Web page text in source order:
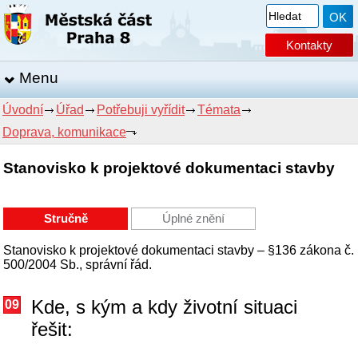
Kontakty
Menu
Úvodní Úřad Potřebuji vyřídit
Témata
Doprava, komunikace
Stanovisko k projektové dokumentaci stavby
Stručně Úplné znění
Stanovisko k projektové dokumentaci stavby – §136 zákona č.
500/2004 Sb., správní řád.
09
Kde, s kým a kdy životní situaci
řešit: